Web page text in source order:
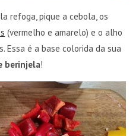
refoga, pique a cebola, os
(vermelho e amarelo) e o alho
Essa é a base colorida da sua
berinjela!